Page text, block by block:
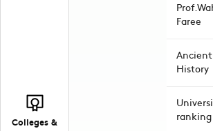
Colleges &
Faree
Ancient
History
ranking